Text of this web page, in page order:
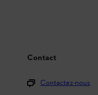
Contact
Contactez-nous